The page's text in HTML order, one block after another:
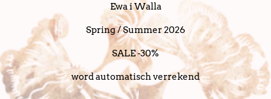
Ewa i Walla
Spring / Summer 2026
SALE -30%
word automatisch verrekend
taal
Nederlands Nederland (EUR €)
Copyright © 2026, SanDahlia. alle rechten voorbehouden
Powered bij SanDahlia